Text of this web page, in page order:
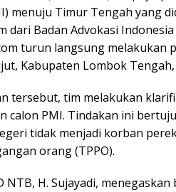
menuju Timur Tengah yang
dari Badan Advokasi
turun langsung melakukan
Kabupaten Lombok Tengah,
tersebut, tim melakukan
calon PMI. Tindakan ini
tidak menjadi korban
orang (TPPO).
NTB, H. Sujayadi,